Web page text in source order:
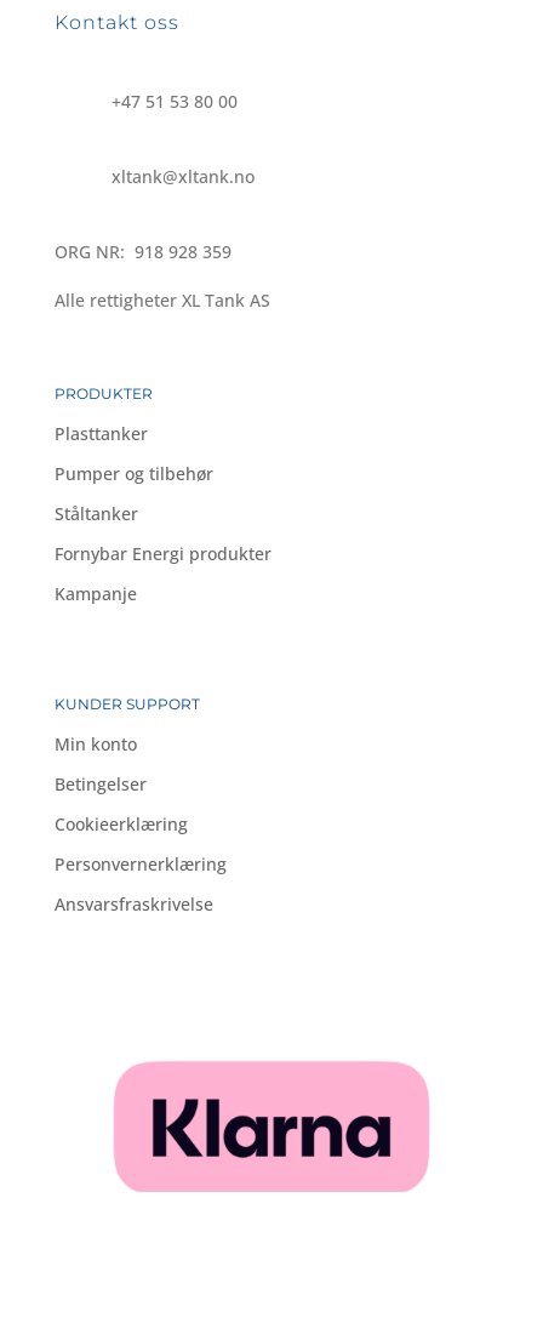
Kontakt oss
+47 51 53 80 00
xltank@xltank.no
ORG NR: 918 928 359
Alle rettigheter XL Tank AS
PRODUKTER
Plasttanker
Pumper og tilbehør
Ståltanker
Fornybar Energi produkter
Kampanje
KUNDER SUPPORT
Min konto
Betingelser
Cookieerklæring
Personvernerklæring
Ansvarsfraskrivelse